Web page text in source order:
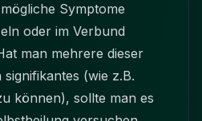
Symptome
oder im Verbund
man mehrere dieser
(wie z.B.
können), sollte man es